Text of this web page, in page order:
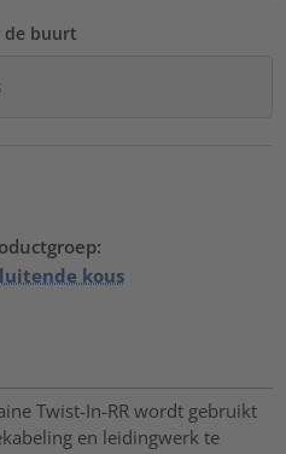
de buurt
kous
Twist-In-RR wordt gebruikt
en leidingwerk te